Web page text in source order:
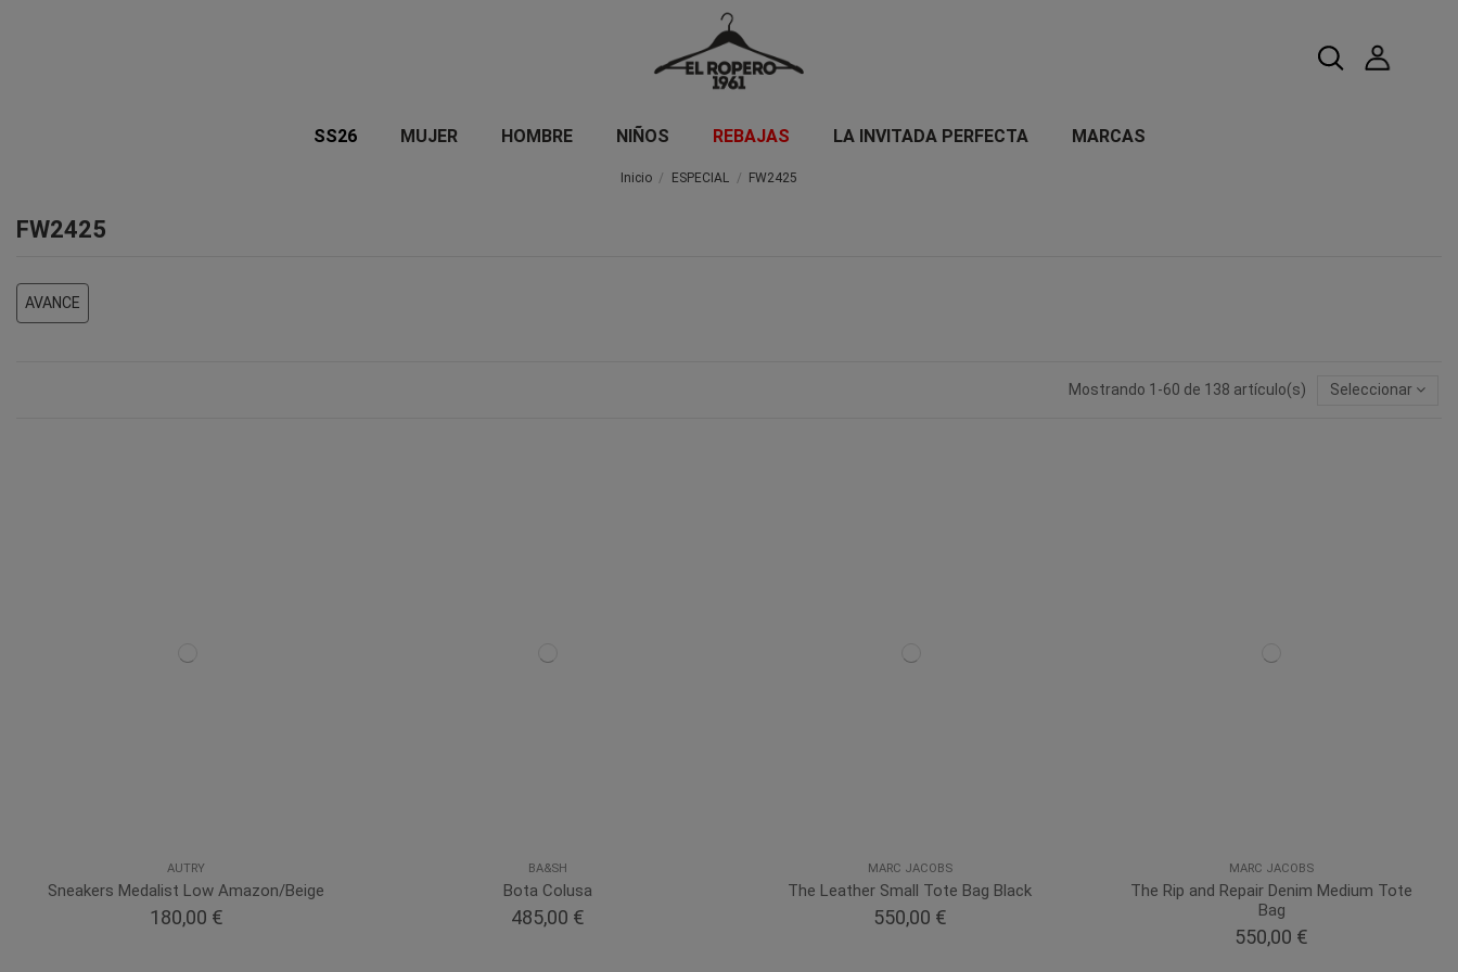
SS26 MUJER HOMBRE NIÑOS REBAJAS LA INVITADA PERFECTA MARCAS
Inicio ESPECIAL FW2425
FW2425
AVANCE
Mostrando 1-60 de 138 artículo(s) Seleccionar
AUTRY
Sneakers Medalist Low Amazon/Beige
180,00 €
BA&SH
Bota Colusa
485,00 €
MARC JACOBS
The Leather Small Tote Bag Black
550,00 €
MARC JACOBS
The Rip and Repair Denim Medium Tote
Bag
550,00 €